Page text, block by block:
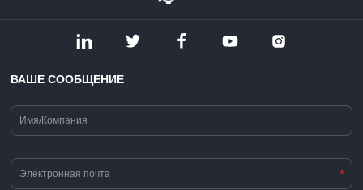
ВАШЕ СООБЩЕНИЕ
*